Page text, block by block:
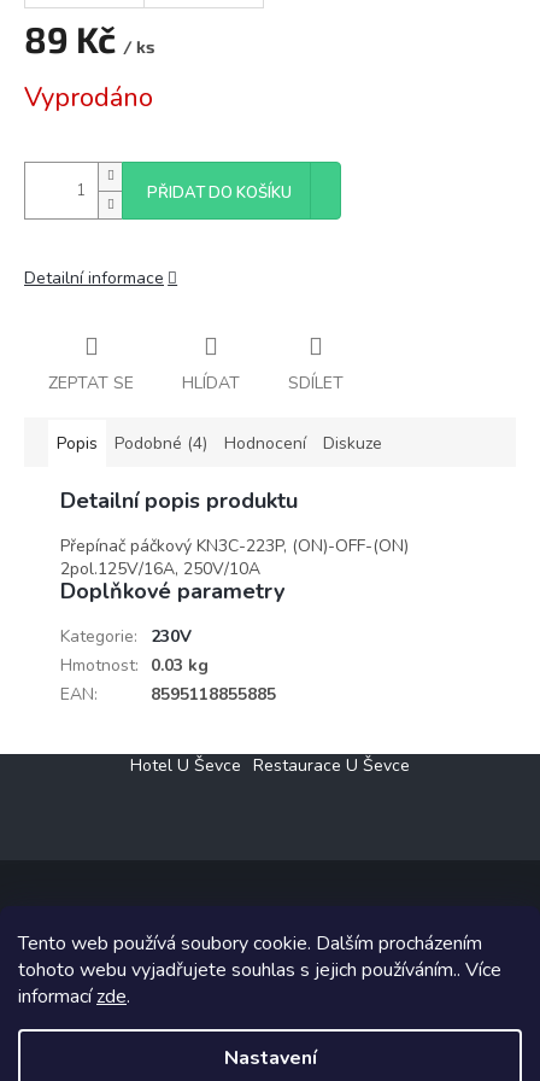
Tento web používá soubory cookie. Dalším procházením
tohoto webu vyjadřujete souhlas s jejich používáním.. Více
informacízde.
Nastavení
89 Kč / ks
cena:
Vyprodáno
PŘIDAT DO KOŠÍKU
Detailní informace
ZEPTAT SE HLÍDAT SDÍLET
Popis Podobné (4) Hodnocení Diskuze
Detailní popis produktu
Přepínač páčkový KN3C-223P, (ON)-OFF-(ON)
2pol.125V/16A, 250V/10A
Doplňkové parametry
Kategorie:
230V
Hmotnost:
0.03 kg
EAN: 8595118855885
Hotel U Ševce Restaurace U Ševce
Copyright 2026Elektro Klesný s.r.o.. Všechna práva vyhrazena.
Grafický návrh vytvořil a na Shoptet implementoval
Shoptetak.cz.